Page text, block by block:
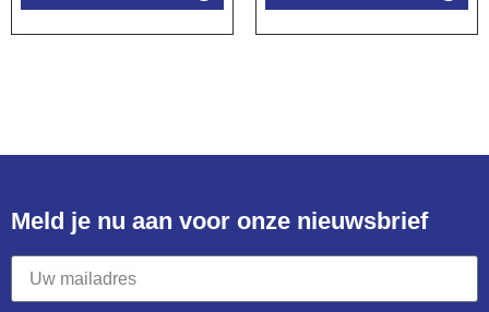
Meld je nu aan voor onze nieuwsbrief​